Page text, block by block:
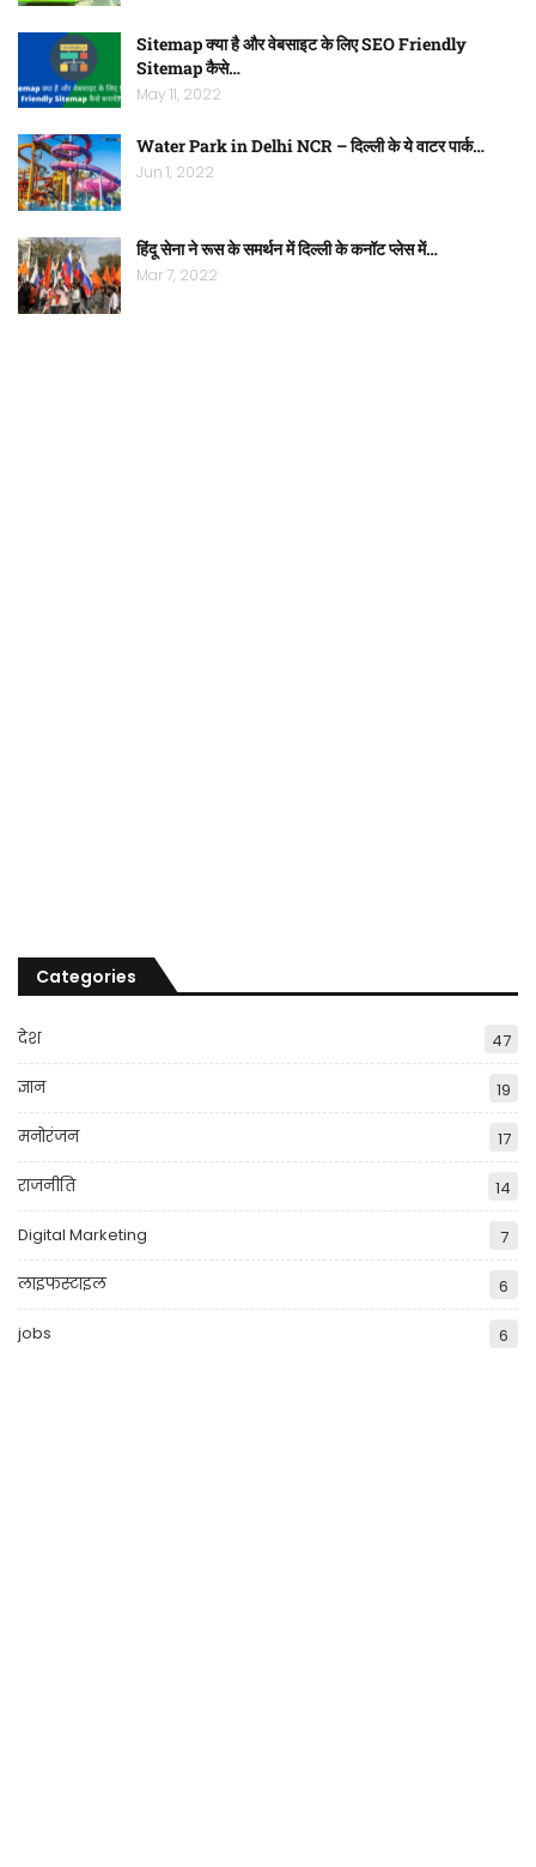
Sitemap क्या है और वेबसाइट के लिए SEO Friendly
Sitemap कैसे…
May 11, 2022
Water Park in Delhi NCR – दिल्ली के ये वाटर पार्क…
Jun 1, 2022
हिंदू सेना ने रूस के समर्थन में दिल्ली के कनॉट प्लेस में…
Mar 7, 2022
Categories
देश 47
ज्ञान 19
मनोरंजन 17
राजनीति 14
Digital Marketing 7
लाइफस्टाइल 6
jobs 6